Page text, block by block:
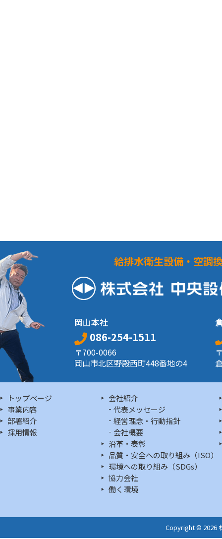
給排水衛生設備・空調
岡山本社
086-254-1511
〒700-0066
岡山市北区野殿西町448番地の4
トップページ
事業内容
部署紹介
採用情報
会社紹介
代表メッセージ
経営理念・行動指針
会社概要
沿革・表彰
品質・安全への取り組み（ISO）
環境への取り組み（SDGs）
協力会社
働く環境
Copyright © 2026